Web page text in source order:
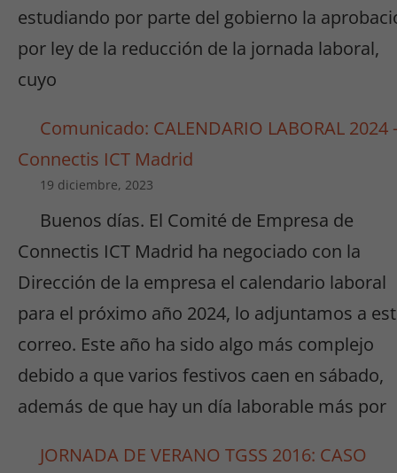
estudiando por parte del gobierno la
por ley de la reducción de la jornada laboral,
cuyo
Comunicado: CALENDARIO LABORAL 2024
Connectis ICT Madrid
19 diciembre, 2023
Buenos días. El Comité de Empresa de
Connectis ICT Madrid ha negociado con la
Dirección de la empresa el calendario laboral
para el próximo año 2024, lo adjuntamos a
correo. Este año ha sido algo más complejo
debido a que varios festivos caen en sábado,
además de que hay un día laborable más por
JORNADA DE VERANO TGSS 2016: CASO